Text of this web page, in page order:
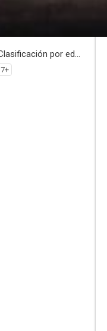
Clasificación por edades
7+